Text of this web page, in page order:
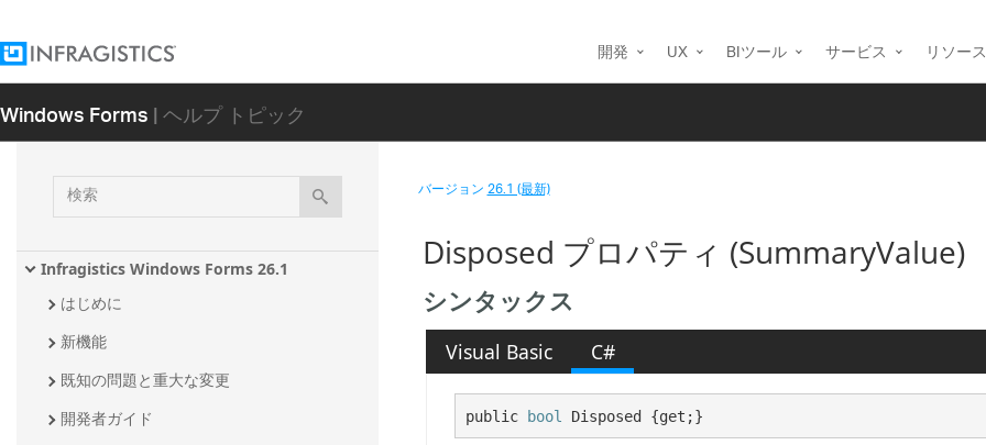
開発 UX BIツール サービス リソース
Windows Forms| ヘルプ トピック
検
索
Infragistics Windows Forms 26.1
はじめに
新機能
既知の問題と重大な変更
開発者ガイド
バージョン26.1 (最新)
Disposed プロパティ (SummaryValue)
シンタックス
Visual Basic C#
public bool Disposed {get;}